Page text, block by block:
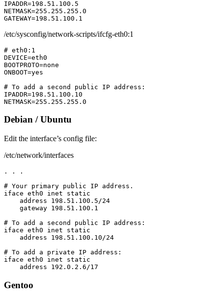
IPADDR=198.51.100.5
NETMASK=255.255.255.0
GATEWAY=198.51.100.1
/etc/sysconfig/network-scripts/ifcfg-eth0:1
# eth0:1
DEVICE=eth0
BOOTPROTO=none
ONBOOT=yes
# To add a second public IP address:
IPADDR=198.51.100.10
NETMASK=255.255.255.0
Debian / Ubuntu
Edit the interface’s config file:
/etc/network/interfaces
. . .
# Your primary public IP address.
iface eth0 inet static
    address 198.51.100.5/24
    gateway 198.51.100.1
# To add a second public IP address:
iface eth0 inet static
    address 198.51.100.10/24
# To add a private IP address:
iface eth0 inet static
    address 192.0.2.6/17
Gentoo